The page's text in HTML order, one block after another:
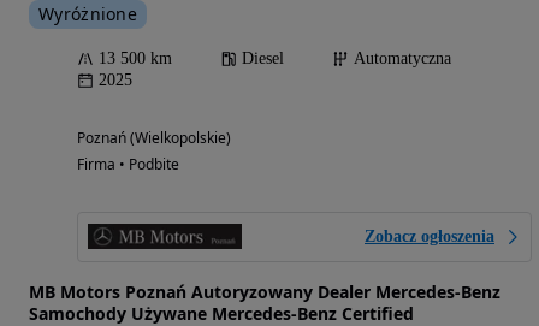
Wyróżnione
13 500 km Diesel
Automatyczna
2025
Poznań (Wielkopolskie)
Firma • Podbite
Zobacz ogłoszenia
MB Motors Poznań Autoryzowany Dealer Mercedes-Benz
Samochody Używane Mercedes-Benz Certified